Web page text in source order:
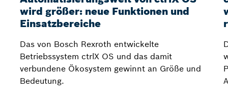
wird größer: neue Funktionen und
Einsatzbereiche
Das von Bosch Rexroth entwickelte
Betriebssystem ctrlX OS und das damit
verbundene Ökosystem gewinnt an Größe und
Bedeutung.